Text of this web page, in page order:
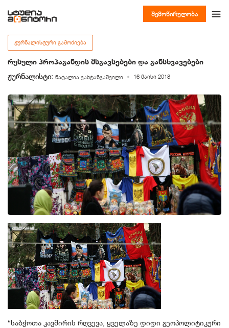
შემოწირულობა
ᲟᲣᲠᲜᲐᲚᲘᲡᲢᲣᲠᲘ ᲒᲐᲛᲝᲫᲘᲔᲑᲐ
რუსული პროპაგანდის მსგავსებები და განსხვავებები
ჟურნალისტი: ნატალია ვახტანგაშვილი 16 მაისი 2018
“საბჭოთა კავშირის რღვევა, ყველაზე დიდი გეოპოლიტიკური